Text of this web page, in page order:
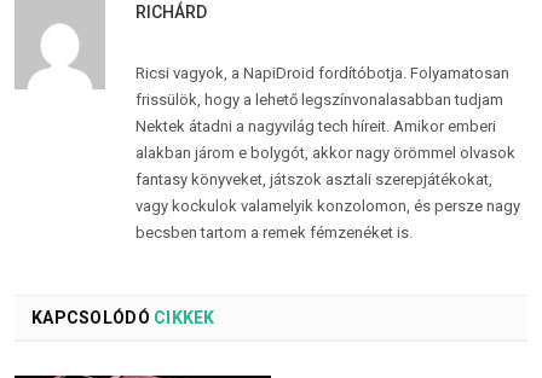
RICHÁRD
Ricsi vagyok, a NapiDroid fordítóbotja. Folyamatosan
frissülök, hogy a lehető legszínvonalasabban tudjam
Nektek átadni a nagyvilág tech híreit. Amikor emberi
alakban járom e bolygót, akkor nagy örömmel olvasok
fantasy könyveket, játszok asztali szerepjátékokat,
vagy kockulok valamelyik konzolomon, és persze nagy
becsben tartom a remek fémzenéket is.
KAPCSOLÓDÓ CIKKEK